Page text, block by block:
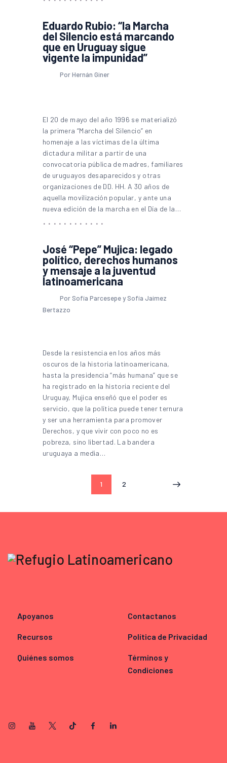
Eduardo Rubio: “la Marcha
del Silencio está marcando
que en Uruguay sigue
vigente la impunidad”
Por Hernán Giner
El 20 de mayo del año 1996 se materializó
la primera “Marcha del Silencio” en
homenaje a las víctimas de la última
dictadura militar a partir de una
convocatoria pública de madres, familiares
de uruguayos desaparecidos y otras
organizaciones de DD. HH. A 30 años de
aquella movilización popular, y ante una
nueva edición de la marcha en el Día de la…
José “Pepe” Mujica: legado
político, derechos humanos
y mensaje a la juventud
latinoamericana
Por Sofía Parcesepe y Sofía Jaimez
Bertazzo
Desde la resistencia en los años más
oscuros de la historia latinoamericana,
hasta la presidencia “más humana” que se
ha registrado en la historia reciente del
Uruguay, Mujica enseñó que el poder es
servicio, que la política puede tener ternura
y ser una herramienta para promover
Derechos, y que vivir con poco no es
pobreza, sino libertad. La bandera
uruguaya a media…
1 2>
Apoyanos
Recursos
Quiénes somos
Contactanos
Política de Privacidad
Términos y
Condiciones